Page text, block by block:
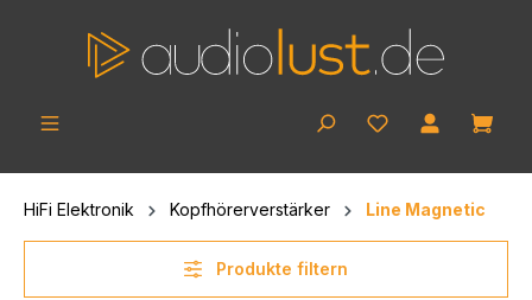
HiFi Elektronik Kopfhörerverstärker Line Magnetic
Produkte filtern